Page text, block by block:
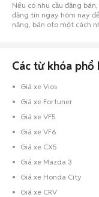
Nếu có nhu cầu đăng
đăng tin ngay hôm nay
năng, bán oto một cách
Các từ khóa phổ
Giá xe Vios
Giá xe Fortuner
Giá xe VF5
Giá xe VF6
Giá xe CX5
Giá xe Mazda 3
Giá xe Honda City
Giá xe CRV